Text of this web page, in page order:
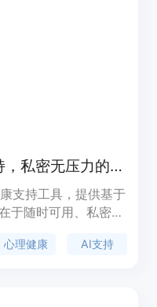
提供24/7 AI心理健康支持，私密无压力的情感支持对话。
支持工具，提供基于
于随时可用、私密性
心理健康 AI支持